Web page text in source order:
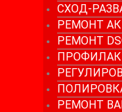
СХОД-
РЕМОНТ
РЕМОНТ
РЕМОНТ